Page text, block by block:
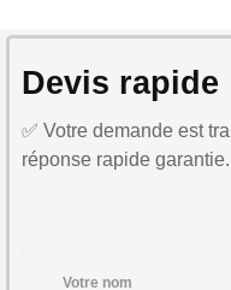
Devis rapide
✅ Votre demande est
réponse rapide garantie.
Votre nom